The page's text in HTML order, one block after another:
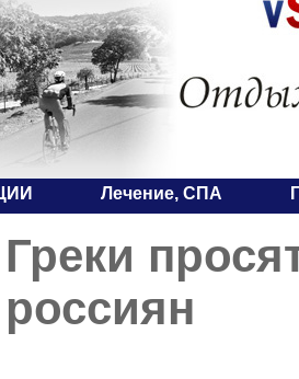
Лечение, СПА
Греки
россиян